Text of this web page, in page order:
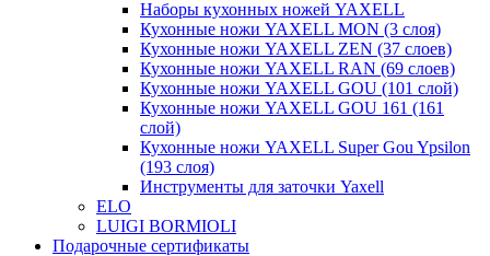
Наборы кухонных ножей YAXELL
Кухонные ножи YAXELL MON (3 слоя)
Кухонные ножи YAXELL ZEN (37 слоев)
Кухонные ножи YAXELL RAN (69 слоев)
Кухонные ножи YAXELL GOU (101 слой)
Кухонные ножи YAXELL GOU 161 (161
слой)
Кухонные ножи YAXELL Super Gou Ypsilon
(193 слоя)
Инструменты для заточки Yaxell
ELO
LUIGI BORMIOLI
Подарочные сертификаты